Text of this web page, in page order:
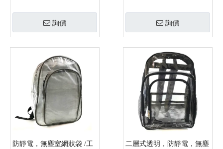
詢價 詢價
防靜電，無塵室網狀袋 /工
二層式透明，防靜電，無塵